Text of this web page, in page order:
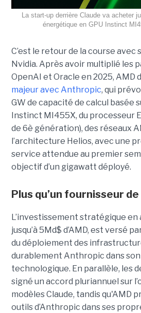
La start-up derrière Claude va acheter
énergétique en GPU Instinct
C’est le retour de la course
Nvidia. Après avoir multiplié les
OpenAI et Oracle en 2025, AMD
majeur avec Anthropic, qui
GW de capacité de calcul basée
Instinct MI455X, du processeur
de 6è génération), des réseaux
l’architecture Helios, avec une
service attendue au premier
objectif d’un gigawatt déployé.
Plus qu’un fournisseur de
L’investissement stratégique en
jusqu’à 5Md$ d’AMD, est versé
du déploiement des
durablement Anthropic dans
technologique. En parallèle, les
signé un accord pluriannuel sur
modèles Claude, tandis qu'AMD
outils d’Anthropic dans ses